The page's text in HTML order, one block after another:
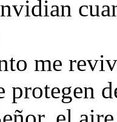
me
protegen